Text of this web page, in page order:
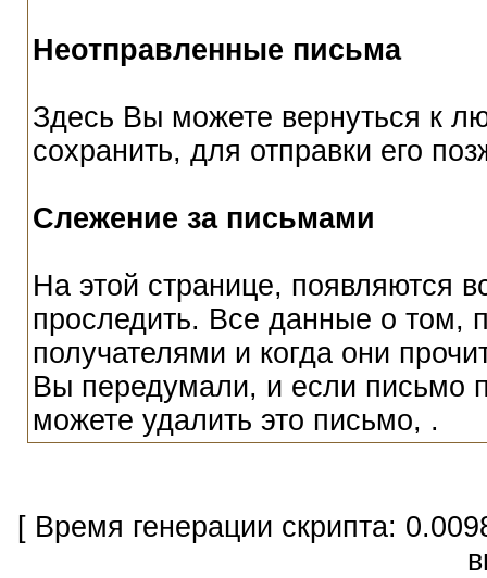
Неотправленные письма
Здесь Вы можете вернуться к
сохранить, для отправки его
Слежение за письмами
На этой странице, появляются
проследить. Все данные о том,
получателями и когда они
Вы передумали, и если письмо
можете удалить это письмо, .
[ Время генерации скрипта: